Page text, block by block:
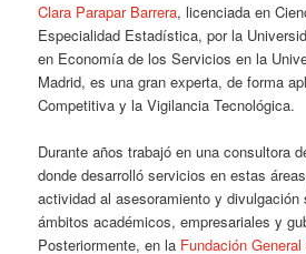
Clara Parapar Barrera, licenciada en
Especialidad Estadística, por la
en Economía de los Servicios en la
Madrid, es una gran experta, de forma
Competitiva y la Vigilancia Tecnológica.
Durante años trabajó en una consultora
donde desarrolló servicios en estas
actividad al asesoramiento y
ámbitos académicos, empresariales y
Posteriormente, en la Fundación